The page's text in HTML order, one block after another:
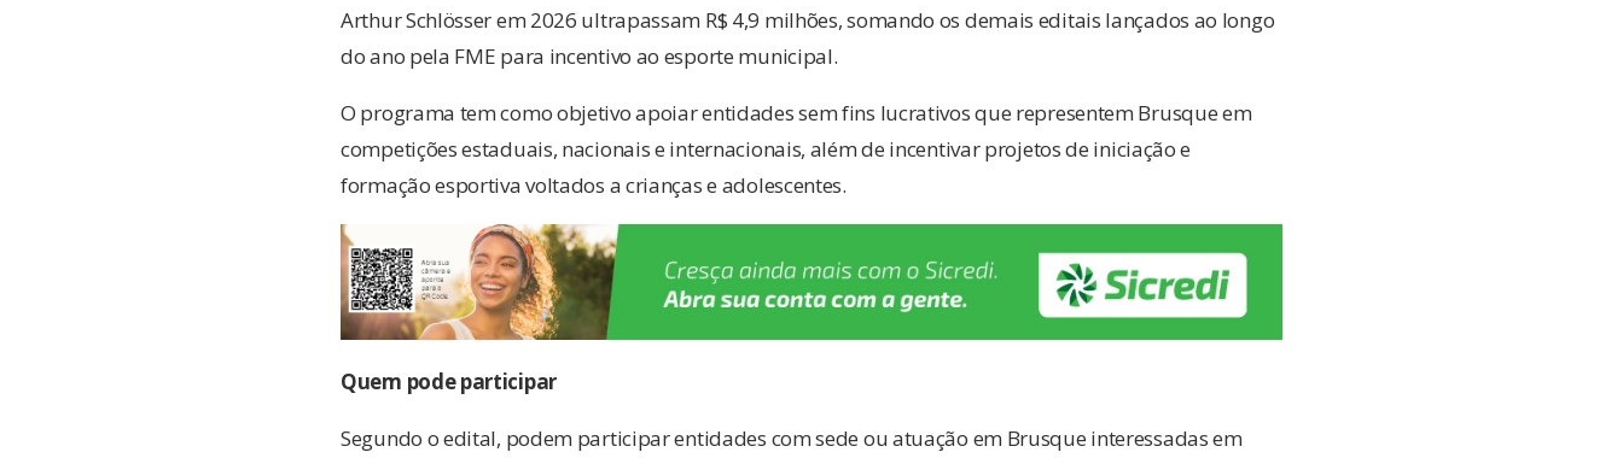
Arthur Schlösser em 2026 ultrapassam R$ 4,9 milhões, somando os demais editais lançados ao longo
do ano pela FME para incentivo ao esporte municipal.
O programa tem como objetivo apoiar entidades sem fins lucrativos que representem Brusque em
competições estaduais, nacionais e internacionais, além de incentivar projetos de iniciação e
formação esportiva voltados a crianças e adolescentes.
Quem pode participar
Segundo o edital, podem participar entidades com sede ou atuação em Brusque interessadas em